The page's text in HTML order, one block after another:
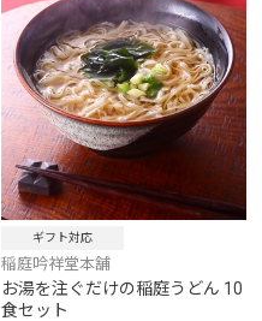
ギフト対応
稲庭吟祥堂本舗
お湯を注ぐだけの稲庭うどん 10
食セット